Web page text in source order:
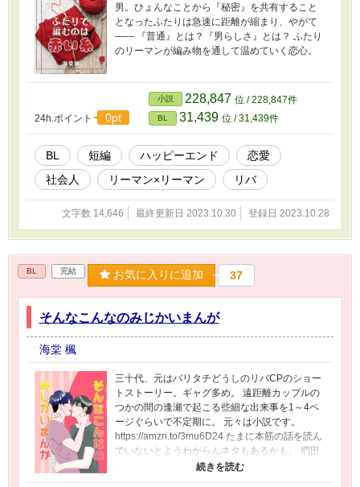
男。ひょんなことから『秘密』を共有すること
となったふたりは急速に距離が縮まり、やがて
―― 『普通』とは？『男らしさ』とは？ ふたり
のリーマンが編み物を通して温めていく恋心。
24h.ポイント 0pt
小説 228,847 位 / 228,847件
BL 31,439 位 / 31,439件
BL 短編 ハッピーエンド
恋愛
社会人
リーマン×リーマン リバ
文字数 14,646 最終更新日 2023.10.30 登録日 2023.10.28
BL 完結 お気に入りに追加 37
そんなこんなのみじかいまんが
海棠 楓
三十代、元はバリタチどうしのリバCPのショー
トストーリー。ギャグ多め。 遠距離カップルの
つかの間の逢瀬で起こる些細な出来事を1～4ペ
ージぐらいで不定期に。 元々は小説です。
https://amzn.to/3mu6D24 たまに本筋の話を読ん
でいないとようわからんネタもあるかも。 椚田
涼司（リョウ） 30歳普通のイケメン。 生まれも